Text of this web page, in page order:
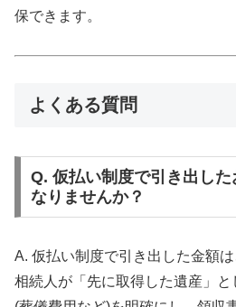
保できます。
よくある質問
Q. 仮払い制度で引き出し
なりませんか？
A. 仮払い制度で引き出した金額
相続人が「先に取得した遺産」